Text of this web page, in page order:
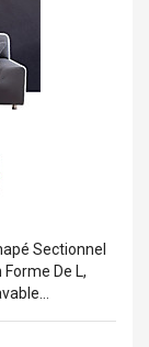
Rose
55
Cream
Sectionnel
De L,